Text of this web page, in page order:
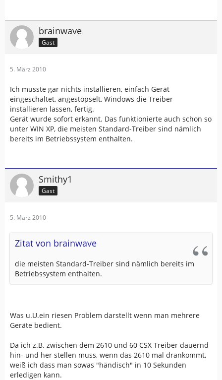
brainwave
Gast
5. März 2010
Ich musste gar nichts installieren, einfach Gerät
eingeschaltet, angestöpselt, Windows die Treiber
installieren lassen, fertig.
Gerät wurde sofort erkannt. Das funktionierte auch schon so
unter WIN XP, die meisten Standard-Treiber sind nämlich
bereits im Betriebssystem enthalten.
Smithy1
Gast
5. März 2010
Zitat von brainwave
die meisten Standard-Treiber sind nämlich bereits im
Betriebssystem enthalten.
Was u.U.ein riesen Problem darstellt wenn man mehrere
Geräte bedient.
Da ich z.B. zwischen dem 2610 und 60 CSX Treiber dauernd
hin- und her stellen muss, wenn das 2610 mal drankommt,
weiß ich dass man sowas "händisch" in 10 Sekunden
erledigen kann.